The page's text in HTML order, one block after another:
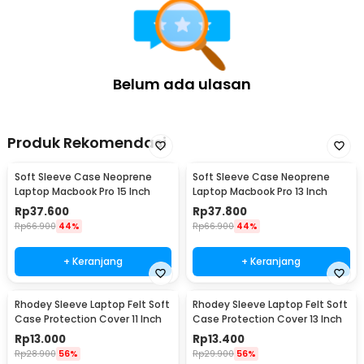
Belum ada ulasan
Produk Rekomendasi
Soft Sleeve Case Neoprene
Laptop Macbook Pro 15 Inch
Rp37.600
Rp66.900 44%
+ Keranjang
Soft Sleeve Case Neoprene
Laptop Macbook Pro 13 Inch
Rp37.800
Rp66.900 44%
+ Keranjang
Rhodey Sleeve Laptop Felt Soft
Case Protection Cover 11 Inch
Rp13.000
Rp28.900 56%
Rhodey Sleeve Laptop Felt Soft
Case Protection Cover 13 Inch
Rp13.400
Rp29.900 56%